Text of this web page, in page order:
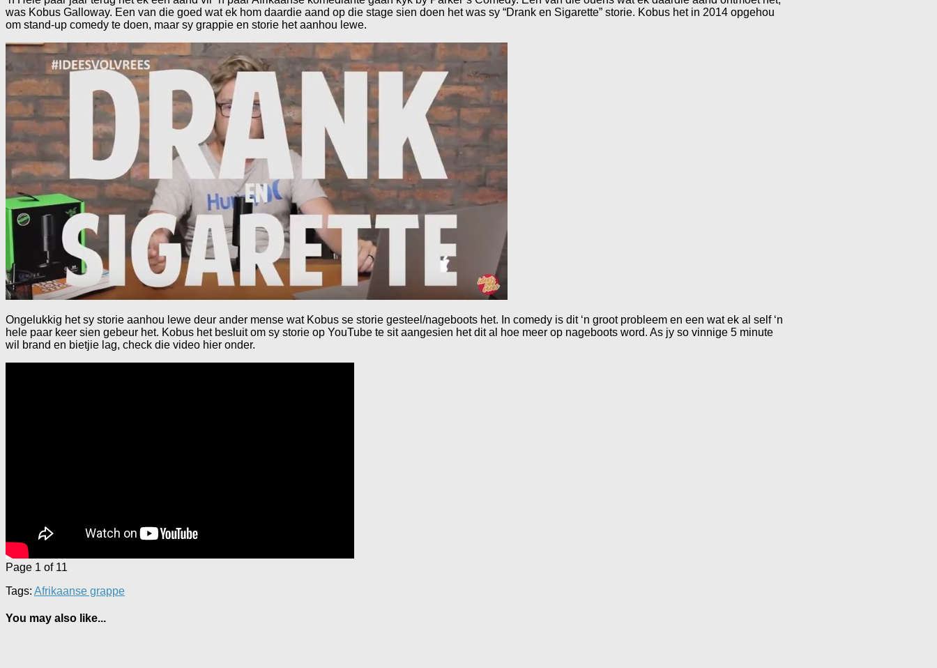
was Kobus Galloway. Een van die goed wat ek hom daardie aand op die stage sien doen het was sy “Drank en Sigarette” storie. Kobus het in 2014 opgehou
om stand-up comedy te doen, maar sy grappie en storie het aanhou lewe.
Ongelukkig het sy storie aanhou lewe deur ander mense wat Kobus se storie gesteel/nageboots het. In comedy is dit ‘n groot probleem en een wat ek al self ‘n
hele paar keer sien gebeur het. Kobus het besluit om sy storie op YouTube te sit aangesien het dit al hoe meer op nageboots word. As jy so vinnige 5 minute
wil brand en bietjie lag, check die video hier onder.
Page 1 of 11
Tags: Afrikaanse grappe
You may also like...